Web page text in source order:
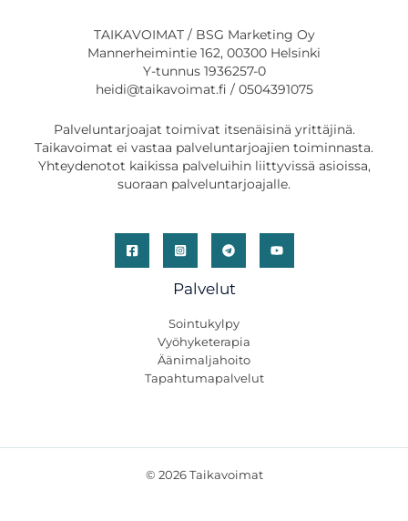
TAIKAVOIMAT / BSG Marketing Oy
Mannerheimintie 162, 00300 Helsinki
Y-tunnus 1936257-0
heidi@taikavoimat.fi / 0504391075
Palveluntarjoajat toimivat itsenäisinä yrittäjinä.
Taikavoimat ei vastaa palveluntarjoajien toiminnasta.
Yhteydenotot kaikissa palveluihin liittyvissä asioissa,
suoraan palveluntarjoajalle.
Palvelut
Sointukylpy
Vyöhyketerapia
Äänimaljahoito
Tapahtumapalvelut
© 2026 Taikavoimat